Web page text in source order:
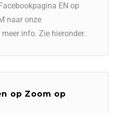
EN op
naar onze
info. Zie hieronder.
op Zoom op